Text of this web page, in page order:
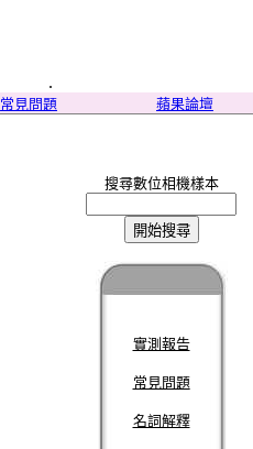
.
常見問題
蘋果論壇
搜尋數位相機樣本
實測報告
常見問題
名詞解釋